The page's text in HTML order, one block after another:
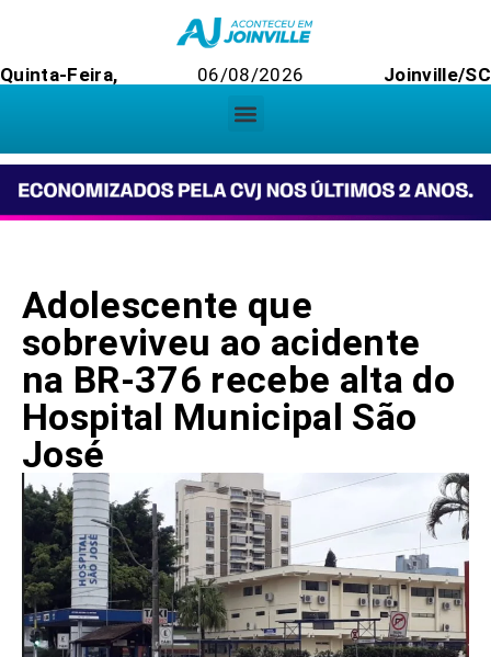
Quinta-Feira, 06/08/2026 Joinville/SC
Adolescente que
sobreviveu ao acidente
na BR-376 recebe alta do
Hospital Municipal São
José